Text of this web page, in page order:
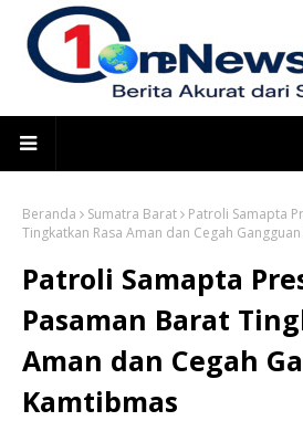
Beranda Sumatra Barat
Patroli Samapta
Tingkatkan Rasa Aman dan Cegah
Patroli Samapta
Pasaman Barat
Aman dan Cegah
Kamtibmas